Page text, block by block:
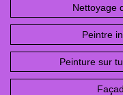
Nettoyage
Peintre
Peinture sur